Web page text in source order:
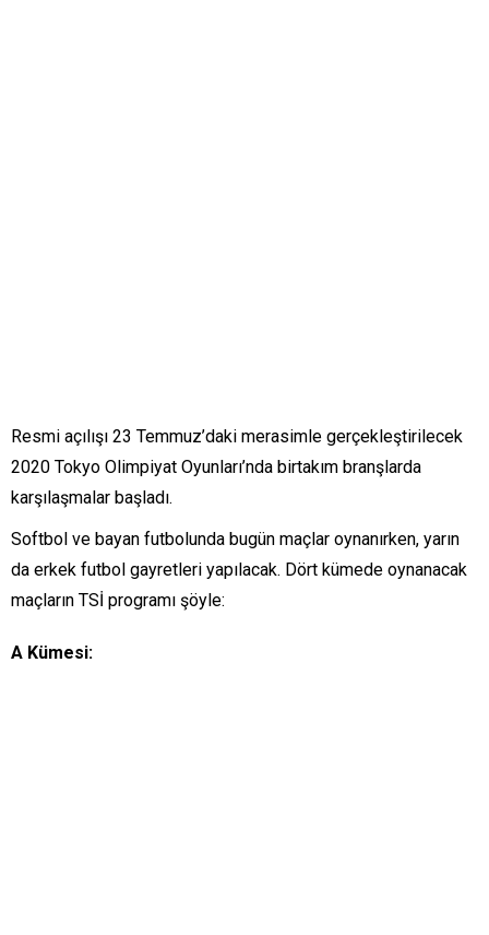
Resmi açılışı 23 Temmuz’daki merasimle gerçekleştirilecek
2020 Tokyo Olimpiyat Oyunları’nda birtakım branşlarda
karşılaşmalar başladı.
Softbol ve bayan futbolunda bugün maçlar oynanırken, yarın
da erkek futbol gayretleri yapılacak. Dört kümede oynanacak
maçların TSİ programı şöyle:
A Kümesi: